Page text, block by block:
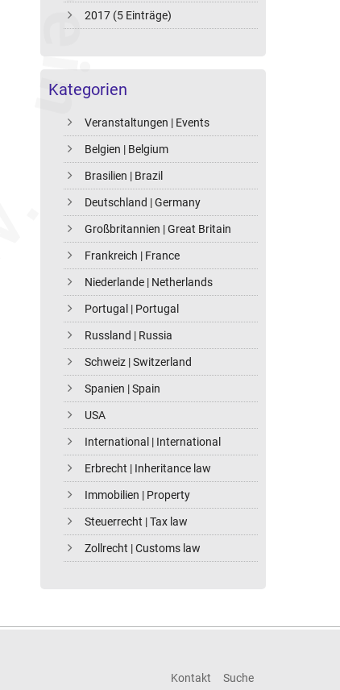
2017 (5 Einträge)
Kategorien
Veranstaltungen | Events
Belgien | Belgium
Brasilien | Brazil
Deutschland | Germany
Großbritannien | Great Britain
Frankreich | France
Niederlande | Netherlands
Portugal | Portugal
Russland | Russia
Schweiz | Switzerland
Spanien | Spain
USA
International | International
Erbrecht | Inheritance law
Immobilien | Property
Steuerrecht | Tax law
Zollrecht | Customs law
Kontakt Suche